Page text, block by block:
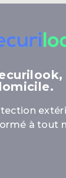
à tout